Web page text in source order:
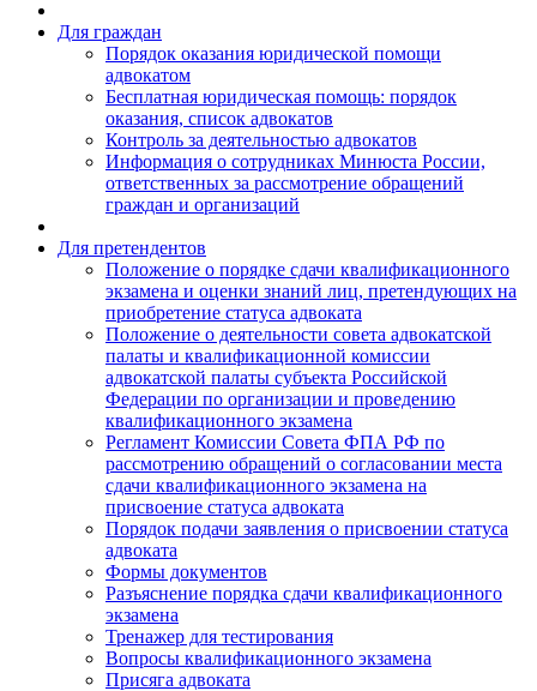
Для граждан
Порядок оказания юридической помощи
адвокатом
Бесплатная юридическая помощь: порядок
оказания, список адвокатов
Контроль за деятельностью адвокатов
Информация о сотрудниках Минюста России,
ответственных за рассмотрение обращений
граждан и организаций
Для претендентов
Положение о порядке сдачи квалификационного
экзамена и оценки знаний лиц, претендующих на
приобретение статуса адвоката
Положение о деятельности совета адвокатской
палаты и квалификационной комиссии
адвокатской палаты субъекта Российской
Федерации по организации и проведению
квалификационного экзамена
Регламент Комиссии Совета ФПА РФ по
рассмотрению обращений о согласовании места
сдачи квалификационного экзамена на
присвоение статуса адвоката
Порядок подачи заявления о присвоении статуса
адвоката
Формы документов
Разъяснение порядка сдачи квалификационного
экзамена
Тренажер для тестирования
Вопросы квалификационного экзамена
Присяга адвоката